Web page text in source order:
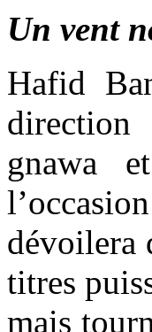
Un vent
Hafid
direction
gnawa
dévoilera
titres
mais